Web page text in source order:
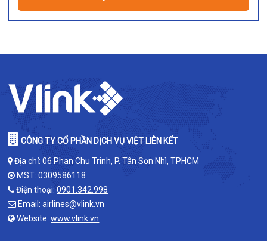
CÔNG TY CỔ PHẦN DỊCH VỤ VIỆT LIÊN KẾT
Địa chỉ: 06 Phan Chu Trinh, P. Tân Sơn Nhì, TPHCM
MST: 0309586118
Điện thoại:0901.342.998
Email:airlines@vlink.vn
Website:www.vlink.vn